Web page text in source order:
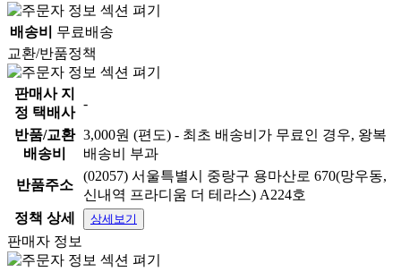
배송비
무료배송
교환/반품정책
판매사 지
정 택배사
-
반품/교환
배송비
3,000원 (편도) - 최초 배송비가 무료인 경우, 왕복
배송비 부과
반품주소
(02057) 서울특별시 중랑구 용마산로 670(망우동,
신내역 프라디움 더 테라스) A224호
정책 상세
상세보기
판매자 정보